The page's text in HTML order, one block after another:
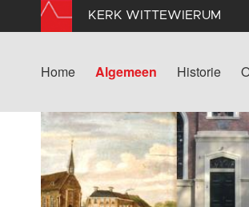
KERK WITTEWIERUM
Home Algemeen Historie